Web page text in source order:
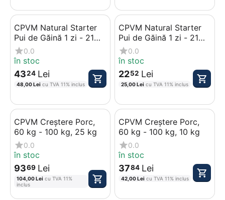
CPVM Natural Starter
Pui de Găină 1 zi - 21
zile, 10 kg
0.0
în stoc
4324 Lei
48,00Lei cu TVA 11% inclus
CPVM Natural Starter
Pui de Găină 1 zi - 21
zile, 5 kg
0.0
în stoc
2252 Lei
25,00Lei cu TVA 11% inclus
CPVM Creștere Porc,
60 kg - 100 kg, 25 kg
0.0
în stoc
9369 Lei
104,00Lei cu TVA 11%
inclus
CPVM Creștere Porc,
60 kg - 100 kg, 10 kg
0.0
în stoc
3784 Lei
42,00Lei cu TVA 11% inclus